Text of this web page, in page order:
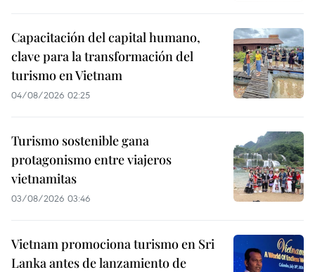
Capacitación del capital humano,
clave para la transformación del
turismo en Vietnam
04/08/2026 02:25
Turismo sostenible gana
protagonismo entre viajeros
vietnamitas
03/08/2026 03:46
Vietnam promociona turismo en Sri
Lanka antes de lanzamiento de